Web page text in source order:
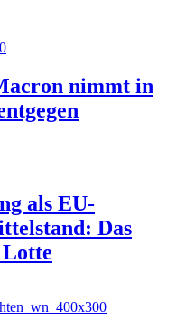
nimmt in
als EU-
Das